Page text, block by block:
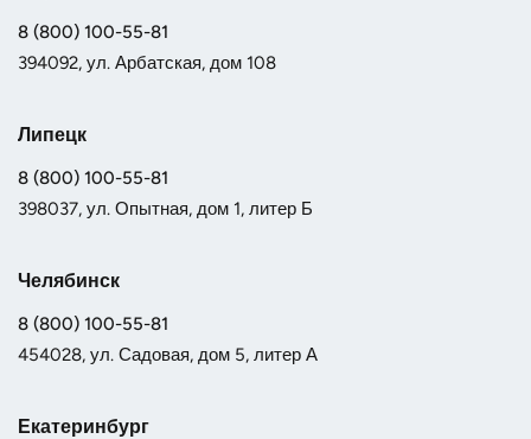
8 (800) 100-55-81
394092, ул. Арбатская, дом 108
Липецк
8 (800) 100-55-81
398037, ул. Опытная, дом 1, литер Б
Челябинск
8 (800) 100-55-81
454028, ул. Садовая, дом 5, литер А
Екатеринбург